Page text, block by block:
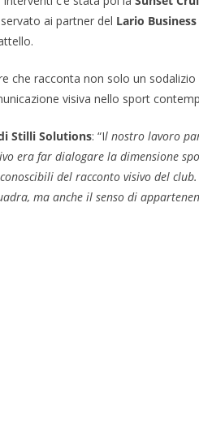
ai partner del Lario
che racconta non solo un
visiva nello sport
Stilli Solutions: “Il nostro lavoro
era far dialogare la dimensione
del racconto visivo del
ma anche il senso di